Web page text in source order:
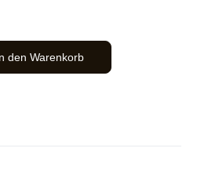
Wert ein oder benutze die
den Warenkorb